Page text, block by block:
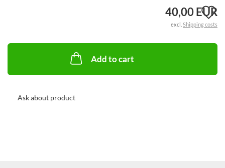
40,00 EUR
excl. Shipping costs
Add to cart
Ask about product